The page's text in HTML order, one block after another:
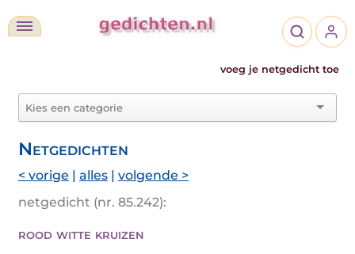
voeg je netgedicht toe
Netgedichten
< vorige | alles | volgende >
netgedicht (nr. 85.242):
rood witte kruizen